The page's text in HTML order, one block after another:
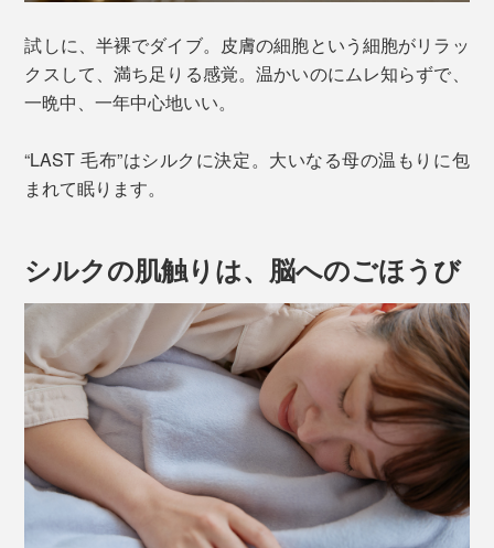
試しに、半裸でダイブ。皮膚の細胞という細胞がリラッ
クスして、満ち足りる感覚。温かいのにムレ知らずで、
一晩中、一年中心地いい。
“LAST 毛布”はシルクに決定。大いなる母の温もりに包
まれて眠ります。
シルクの肌触りは、脳へのごほうび